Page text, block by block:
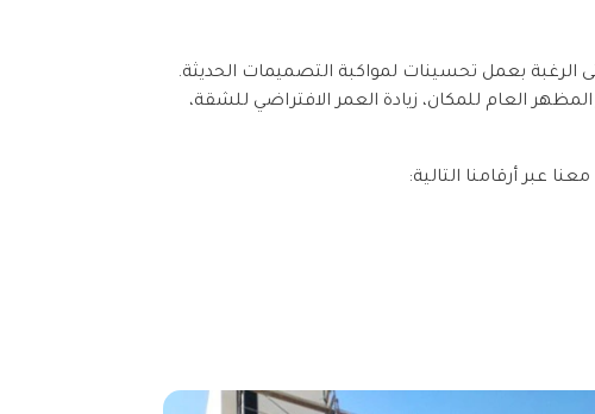
الرغبة بعمل تحسينات لمواكبة التصميمات الحديثة.
العام للمكان، زيادة العمر الافتراضي للشقة،
عبر أرقامنا التالية: